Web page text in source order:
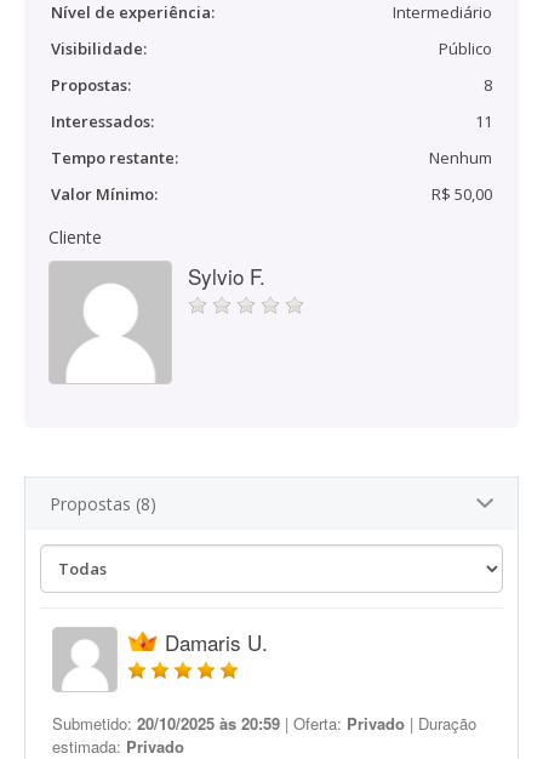
Nível de experiência:
Intermediário
Visibilidade:
Público
Propostas:
8
Interessados:
11
Tempo restante:
Nenhum
Valor Mínimo:
R$ 50,00
Cliente
Sylvio F.
Propostas (8)
Damaris U.
Submetido: 20/10/2025 às 20:59 | Oferta: Privado | Duração
estimada: Privado